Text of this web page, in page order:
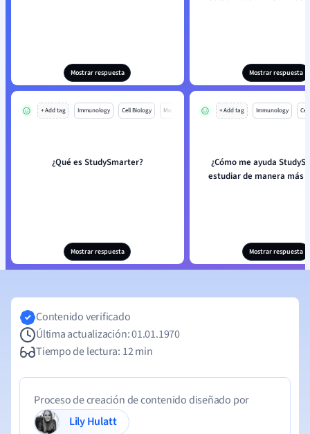
Mostrar respuesta Mostrar respuesta
+ Add tag Immunology Cell Biology Mo
¿Qué es StudySmarter?
Mostrar respuesta
+ Add tag Immunology
¿Cómo me ayuda
estudiar de manera más
Mostrar respuesta
Contenido verificado
Última actualización: 01.01.1970
Tiempo de lectura: 12 min
Proceso de creación de contenido diseñado por
Lily Hulatt